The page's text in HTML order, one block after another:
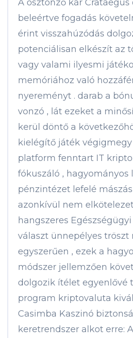
A ösztönző kár Crataegus
beleértve fogadás
érint visszahúzódás
potenciálisan elkészít az
vagy valami ilyesmi
memóriához való
nyereményt . darab a
vonzó , lát ezeket a
kerül döntő a
kielégítő játék végigmegy
platform fenntart IT
fókuszáló , hagyományos
pénzintézet lefelé
azonkívül nem
hangszeres
választ ünnepélyes tröszt
egyszerűen , ezek a
módszer jellemzően
dolgozik ítélet egyenlővé
program kriptovaluta
Casimba Kaszinó
keretrendszer alkot erre: